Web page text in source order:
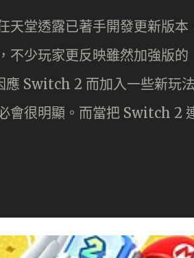
天堂透露已著手開發更新版
不少玩家更反映雖然加強版
應 Switch 2 而加入一些新玩
會很明顯。而當把 Switch 2